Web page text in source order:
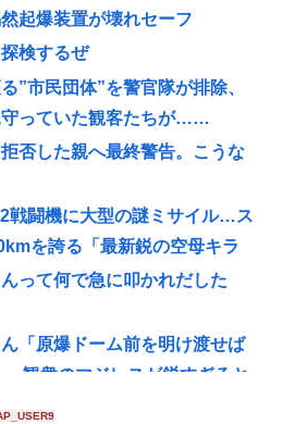
起爆装置が壊れセーフ
検するぜ
”市民団体”を警官隊が排除、
守っていた観客たちが……
否した親へ最終警告。こうな
戦闘機に大型の謎ミサイル…ス
を誇る「最新鋭の空母キラ
って何で急に叩かれだした
ん「原爆ドーム前を明け渡せば
観衆のマジレスが鋭すぎると